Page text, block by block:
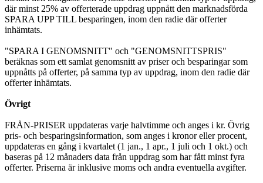
där minst 25% av offerterade uppdrag uppnått den marknadsförda
SPARA UPP TILL besparingen, inom den radie där offerter
inhämtats.
"SPARA I GENOMSNITT" och "GENOMSNITTSPRIS"
beräknas som ett samlat genomsnitt av priser och besparingar som
uppnåtts på offerter, på samma typ av uppdrag, inom den radie där
offerter inhämtats.
Övrigt
FRÅN-PRISER uppdateras varje halvtimme och anges i kr. Övrig
pris- och besparingsinformation, som anges i kronor eller procent,
uppdateras en gång i kvartalet (1 jan., 1 apr., 1 juli och 1 okt.) och
baseras på 12 månaders data från uppdrag som har fått minst fyra
offerter. Priserna är inklusive moms och andra eventuella avgifter.